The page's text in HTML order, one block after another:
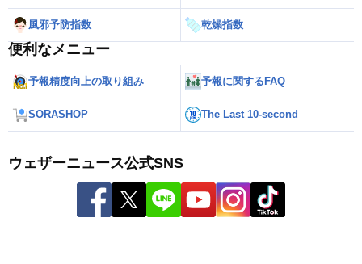
風邪予防指数 乾燥指数
便利なメニュー
予報精度向上の取り組み 予報に関するFAQ
SORASHOP The Last 10-second
ウェザーニュース公式SNS